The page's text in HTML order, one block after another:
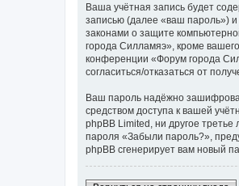
Ваша учётная запись будет
записью (далее «ваш пароль»)
законами о защите
города Силламяэ», кроме
конференции «Форум города
согласиться/отказаться от
Ваш пароль надёжно
средством доступа к вашей
phpBB Limited, ни другое
пароля «Забыли пароль?»,
phpBB сгенерирует вам новый